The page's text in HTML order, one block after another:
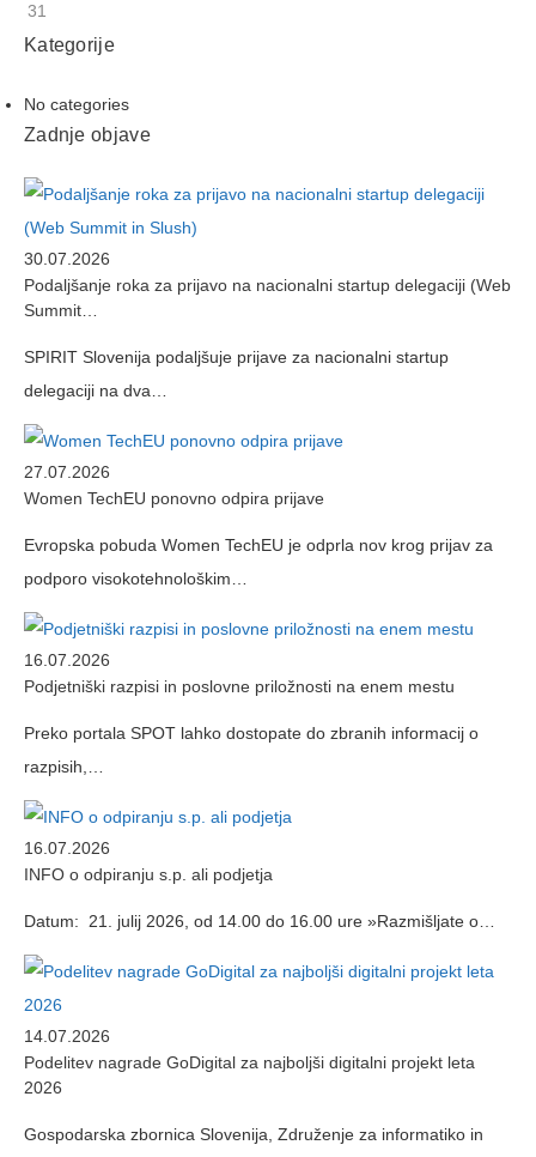
31
Kategorije
No categories
Zadnje objave
30.07.2026
Podaljšanje roka za prijavo na nacionalni startup delegaciji (Web
Summit…
SPIRIT Slovenija podaljšuje prijave za nacionalni startup
delegaciji na dva…
27.07.2026
Women TechEU ponovno odpira prijave
Evropska pobuda Women TechEU je odprla nov krog prijav za
podporo visokotehnološkim…
16.07.2026
Podjetniški razpisi in poslovne priložnosti na enem mestu
Preko portala SPOT lahko dostopate do zbranih informacij o
razpisih,…
16.07.2026
INFO o odpiranju s.p. ali podjetja
Datum: 21. julij 2026, od 14.00 do 16.00 ure »Razmišljate o…
14.07.2026
Podelitev nagrade GoDigital za najboljši digitalni projekt leta
2026
Gospodarska zbornica Slovenija, Združenje za informatiko in